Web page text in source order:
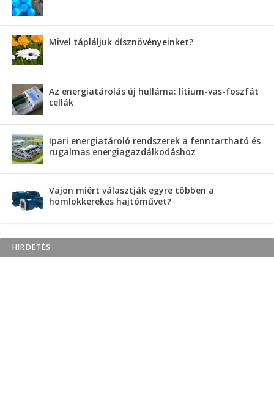
Mivel tápláljuk dísznövényeinket?
Az energiatárolás új hulláma: lítium-vas-foszfát
cellák
Ipari energiatároló rendszerek a fenntartható és
rugalmas energiagazdálkodáshoz
Vajon miért választják egyre többen a
homlokkerekes hajtóművet?
HIRDETÉS